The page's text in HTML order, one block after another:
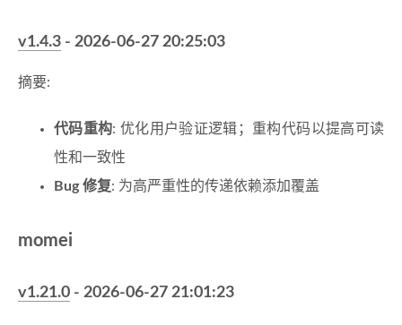
v1.4.3 - 2026-06-27 20:25:03
摘要:
代码重构: 优化用户验证逻辑；重构代码以提高可读
性和一致性
Bug 修复: 为高严重性的传递依赖添加覆盖
momei
v1.21.0 - 2026-06-27 21:01:23